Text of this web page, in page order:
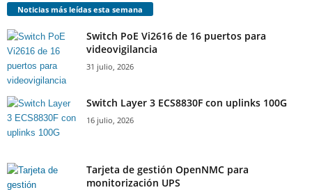
Noticias más leídas esta semana
Switch PoE Vi2616 de 16 puertos para
videovigilancia
31 julio, 2026
Switch Layer 3 ECS8830F con uplinks 100G
16 julio, 2026
Tarjeta de gestión OpenNMC para
monitorización UPS